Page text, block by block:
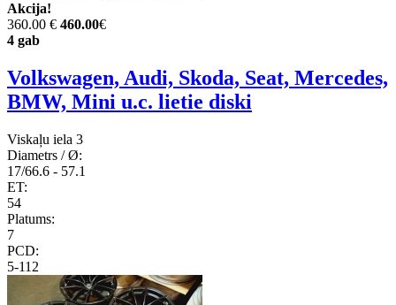
Akcija!
360.00 € 460.00€
4 gab
Volkswagen, Audi, Skoda, Seat, Mercedes,
BMW, Mini u.c. lietie diski
Viskaļu iela 3
Diametrs / Ø:
17/66.6 - 57.1
ET:
54
Platums:
7
PCD:
5-112